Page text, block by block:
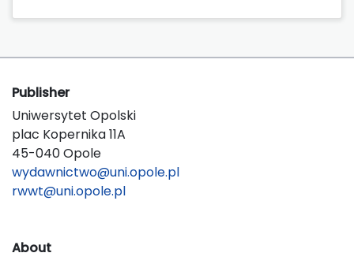
Publisher
Uniwersytet Opolski
plac Kopernika 11A
45-040 Opole
wydawnictwo@uni.opole.pl
rwwt@uni.opole.pl
About